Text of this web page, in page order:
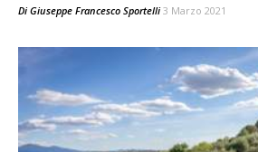
Di Giuseppe Francesco Sportelli 3 Marzo 2021